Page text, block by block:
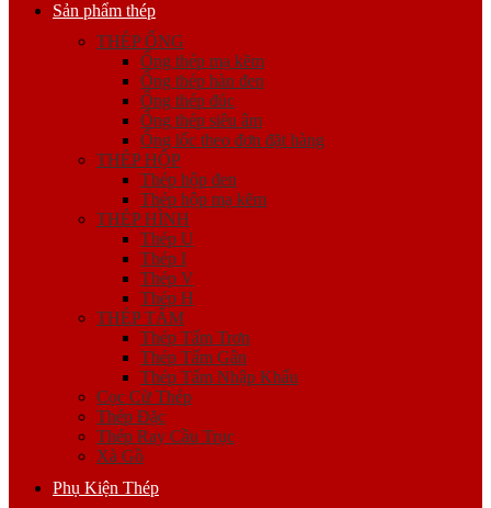
Sản phẩm thép
THÉP ỐNG
Ống thép mạ kẽm
Ống thép hàn đen
Ống thép đúc
Ống thép siêu âm
Ống lốc theo đơn đặt hàng
THÉP HỘP
Thép hộp đen
Thép hộp mạ kẽm
THÉP HÌNH
Thép U
Thép I
Thép V
Thép H
THÉP TẤM
Thép Tấm Trơn
Thép Tấm Gân
Thép Tấm Nhập Khẩu
Cọc Cừ Thép
Thép Đặc
Thép Ray Cầu Trục
Xà Gồ
Phụ Kiện Thép